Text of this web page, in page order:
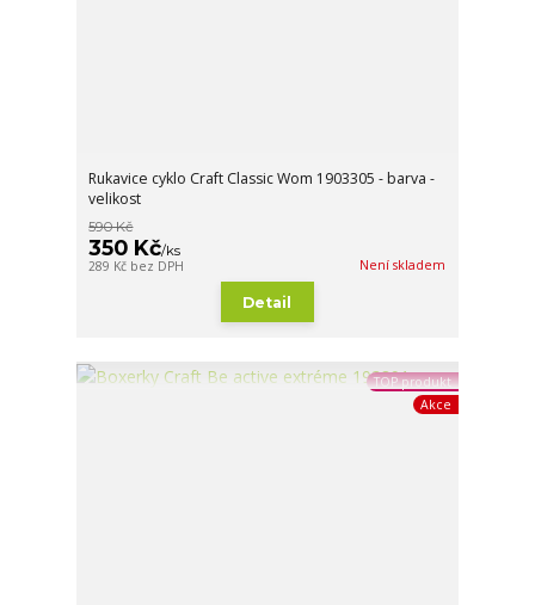
Rukavice cyklo Craft Classic Wom 1903305 - barva -
velikost
590 Kč
350 Kč/ks
289 Kč bez DPH Není skladem
Detail
TOP produkt
Akce